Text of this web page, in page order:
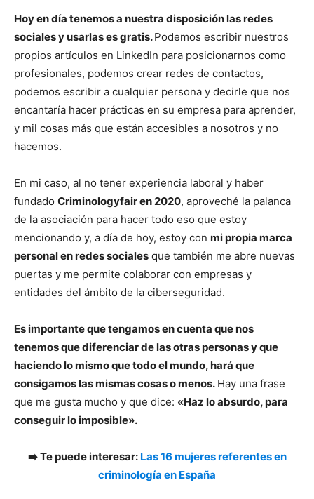
Hoy en día tenemos a nuestra disposición las redes
sociales y usarlas es gratis.Podemos escribir nuestros
propios artículos en LinkedIn para posicionarnos como
profesionales, podemos crear redes de contactos,
podemos escribir a cualquier persona y decirle que nos
encantaría hacer prácticas en su empresa para aprender,
y mil cosas más que están accesibles a nosotros y no
hacemos.
En mi caso, al no tener experiencia laboral y haber
fundado Criminologyfair en 2020, aproveché la palanca
de la asociación para hacer todo eso que estoy
mencionando y, a día de hoy, estoy con mi propia marca
personal en redes sociales que también me abre nuevas
puertas y me permite colaborar con empresas y
entidades del ámbito de la ciberseguridad.
Es importante que tengamos en cuenta que nos
tenemos que diferenciar de las otras personas y que
haciendo lo mismo que todo el mundo, hará que
consigamos las mismas cosas o menos. Hay una frase
que me gusta mucho y que dice: «Haz lo absurdo, para
conseguir lo imposible».
➡️ Te puede interesar: Las 16 mujeres referentes en
criminología en España